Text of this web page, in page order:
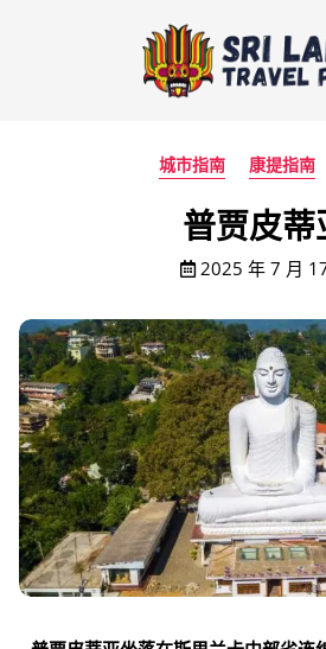
城市指南 康提指南
普贾皮蒂
2025 年 7 月